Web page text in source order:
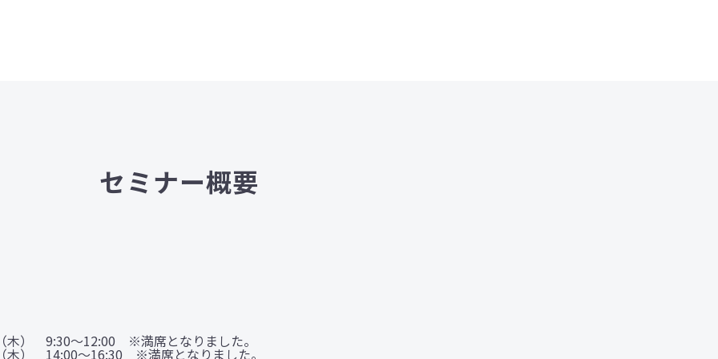
セミナー概要
木） 9:30〜12:00 ※満席となりました。
木） 14:00〜16:30 ※満席となりました。